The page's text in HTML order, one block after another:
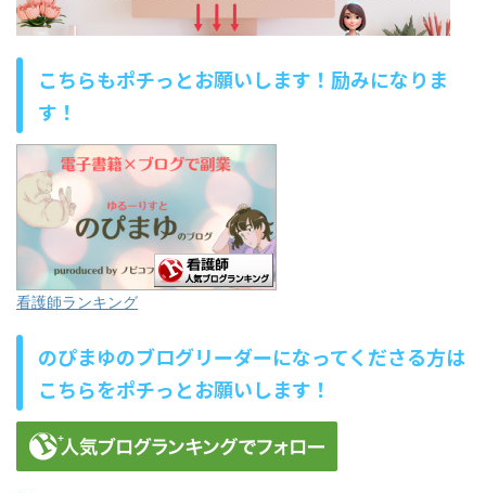
こちらもポチっとお願いします！励みになりま
す！
看護師ランキング
のぴまゆのブログリーダーになってくださる方は
こちらをポチっとお願いします！